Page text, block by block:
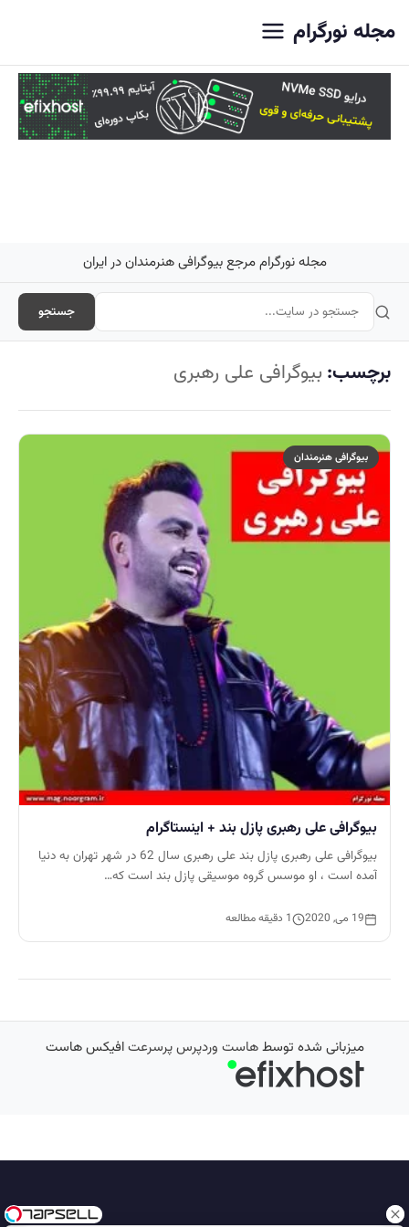
مجله نورگرام
مجله نورگرام مرجع بیوگرافی هنرمندان در ایران
جستجو
برچسب: بیوگرافی علی رهبری
بیوگرافی هنرمندان
بیوگرافی علی رهبری پازل بند + اینستاگرام
بیوگرافی علی رهبری پازل بند علی رهبری سال 62 در شهر تهران به دنیا
آمده است ، او موسس گروه موسیقی پازل بند است که…
19 می, 2020 1 دقیقه مطالعه
میزبانی شده توسطهاست وردپرس پرسرعتافیکس هاست